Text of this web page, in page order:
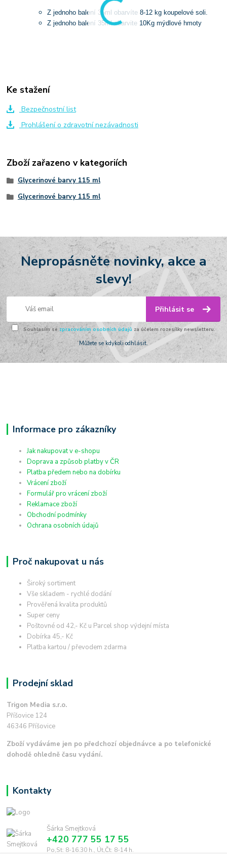
Z jednoho balení 35ml obarvíte 8-12 kg koupelové soli.
Z jednoho balení 35ml obarvite 10Kg mýdlové hmoty
Ke stažení
Bezpečnostní list
Prohlášení o zdravotní nezávadnosti
Zboží zařazeno v kategoriích
Glycerinové barvy 115 ml
Glycerinové barvy 115 ml
Nepropásněte novinky, akce a
slevy!
Přihlásit se
Souhlasím se zpracováním osobních údajů za účelem rozesílky newsletteru.
Můžete se kdykoli odhlásit.
Informace pro zákazníky
Jak nakupovat v e-shopu
Doprava a způsob platby v ČR
Platba předem nebo na dobírku
Vrácení zboží
Formulář pro vrácení zboží
Reklamace zboží
Obchodní podmínky
Ochrana osobních údajů
Proč nakupovat u nás
Široký sortiment
Vše skladem - rychlé dodání
Prověřená kvalita produktů
Super ceny
Poštovné od 42,- Kč u Parcel shop výdejní místa
Dobírka 45,- Kč
Platba kartou / převodem zdarma
Prodejní sklad
Trigon Media s.r.o.
Příšovice 124
46346 Příšovice
Zboží vydáváme jen po předchozí objednávce a po telefonické
dohodě ohledně času vydání.
Kontakty
Šárka Smejtková
+420 777 55 17 55
Po,St: 8-16.30 h., Út,Čt: 8-14 h.